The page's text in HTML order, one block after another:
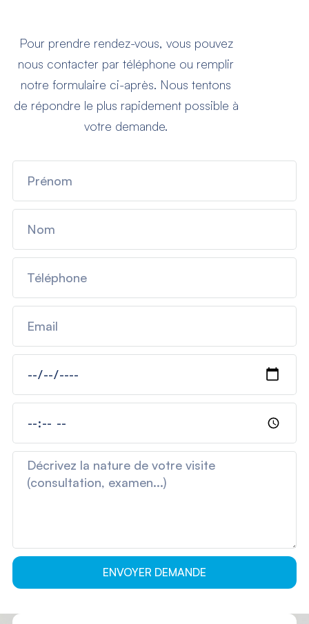
Pour prendre rendez-vous, vous pouvez
nous contacter par téléphone ou remplir
notre formulaire ci-après. Nous tentons
de répondre le plus rapidement possible à
votre demande.
ENVOYER DEMANDE